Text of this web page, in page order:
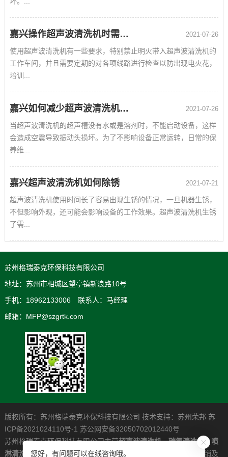
嘉兴操作超声波清洗机时需要注意的事项 2021-07-26
使用超声波清洗机有一些要求，特别禁止明火带入超声波清洗机的
工作车间，并且需要定期的对各项线路进行检查以防出现电火花，
培训...
嘉兴如何减少超声波清洗机的故障率 2021-07-26
当超声波清洗机的超声槽没有水或是溶剂时，不能启动设备，这样
会造成空震导致振动头损坏。为了不影响设备正常运转，日常的保
养维...
嘉兴超声波清洗机如何除锈 2021-07-21
超声波清洗机使用时间长了容易出现生锈的情况，一旦机器生锈，
不但影响外观，还可能会影响设备的工作效果。超声波清洗机生锈
了需...
苏州格瑞泰克环保科技有限公司
地址：苏州市相城区望亭镇新浪路10号
手机：18962133006 联系人：马经理
邮箱：MFP@szgrtk.com
版权所有：苏州格瑞泰克环保科技有限公司 技术支持： 苏州荣邦 苏
ICP备2021024110号-1 苏公网安备32050702012440号
苏州格瑞泰克环保科技有限公司主营超声波清洗机，碳氢清洗机，喷
淋清洗机，是一家专业从事高清洁度问题解决系统的研发制造营销及
您好，有问题可以在线咨询哦。